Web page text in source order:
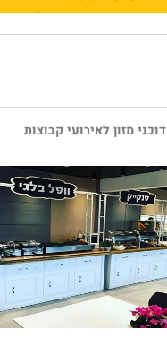
דוכני מזון לאירועי קבוצות